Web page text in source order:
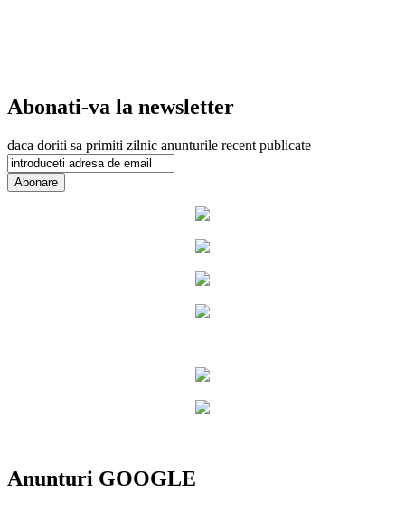
Abonati-va la newsletter
daca doriti sa primiti zilnic anunturile recent publicate
Anunturi GOOGLE